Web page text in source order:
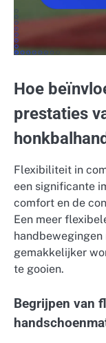
Hoe
prestaties
Flexibiliteit in
een significante
comfort en de
Een meer
gemakkelijker
te gooien.
Begrijpen van